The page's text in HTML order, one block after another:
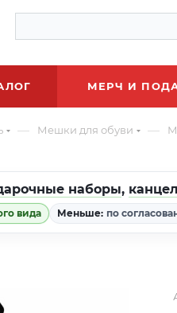
МЕРЧ И
— Мешки для обуви —
наборы,
вида Меньше: по